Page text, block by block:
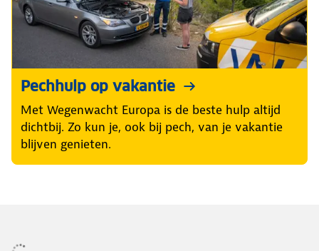
Pechhulp op vakantie
Met Wegenwacht Europa is de beste hulp altijd
dichtbij. Zo kun je, ook bij pech, van je vakantie
blijven genieten.